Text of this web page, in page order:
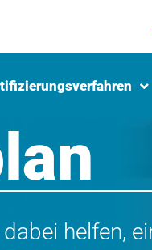
helfen,